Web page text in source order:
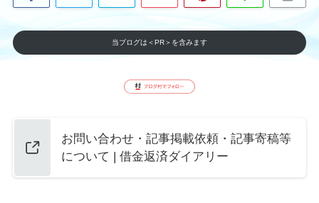
当ブログは＜PR＞を含みます
お問い合わせ・記事掲載依頼・記事寄稿等
について | 借金返済ダイアリー